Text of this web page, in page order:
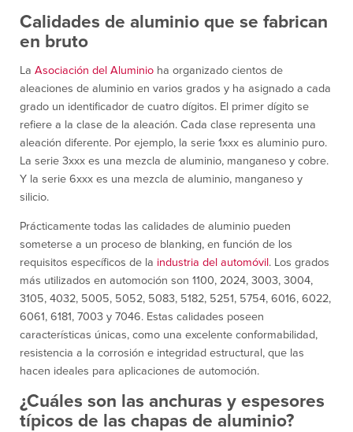
Calidades de aluminio que se fabrican
en bruto
LaAsociación del Aluminio ha organizado cientos de
aleaciones de aluminio en varios grados y ha asignado a cada
grado un identificador de cuatro dígitos. El primer dígito se
refiere a la clase de la aleación. Cada clase representa una
aleación diferente. Por ejemplo, la serie 1xxx es aluminio puro.
La serie 3xxx es una mezcla de aluminio, manganeso y cobre.
Y la serie 6xxx es una mezcla de aluminio, manganeso y
silicio.
Prácticamente todas las calidades de aluminio pueden
someterse a un proceso de blanking, en función de los
requisitos específicos de la industria del automóvil. Los grados
más utilizados en automoción son 1100, 2024, 3003, 3004,
3105, 4032, 5005, 5052, 5083, 5182, 5251, 5754, 6016, 6022,
6061, 6181, 7003 y 7046. Estas calidades poseen
características únicas, como una excelente conformabilidad,
resistencia a la corrosión e integridad estructural, que las
hacen ideales para aplicaciones de automoción.
¿Cuáles son las anchuras y espesores
típicos de las chapas de aluminio?